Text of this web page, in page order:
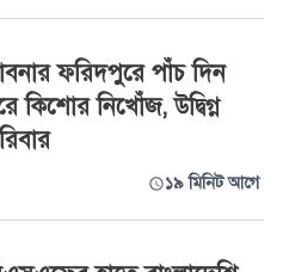
ফরিদপুরে পাঁচ দিন
কিশোর নিখোঁজ, উদ্বিগ্ন
১৯ মিনিট আগে